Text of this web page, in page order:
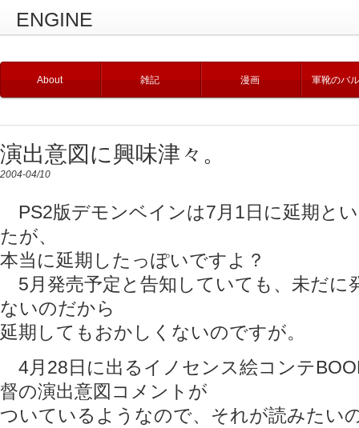
ENGINE
About 雑記 漫画 軍靴のバ
演出意図に興味津々。
2004-04/10
PS2版デモンベインは7月1日に延期と
たが、
本当に延期したっぽいですよ？
5月発売予定と告知していても、未だに
ないのだから
延期してもおかしくないのですが。
4月28日に出るイノセンス絵コンテ
督の演出意図コメントが
ついているようなので、それが読みたい